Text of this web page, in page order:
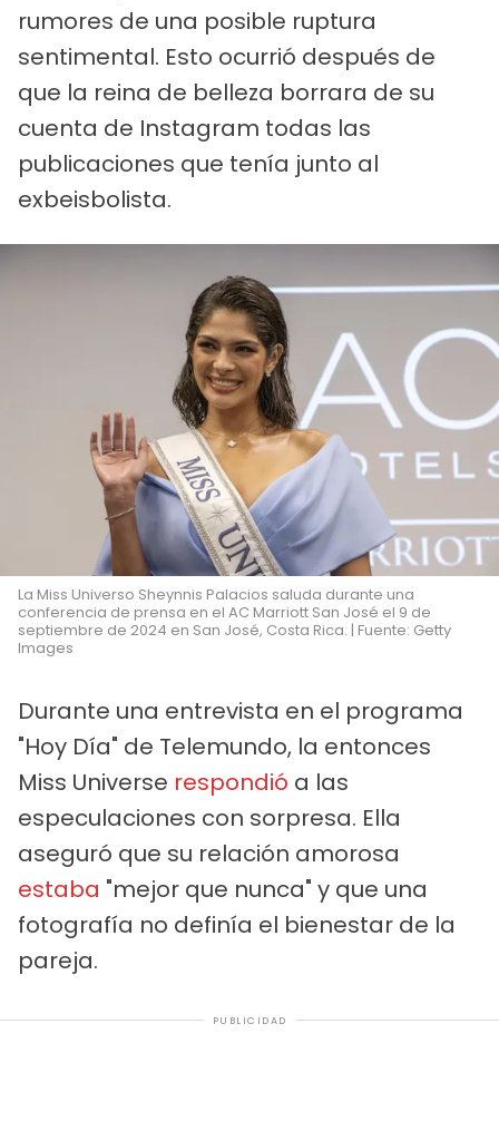
rumores de una posible ruptura
sentimental. Esto ocurrió después de
que la reina de belleza borrara de su
cuenta de Instagram todas las
publicaciones que tenía junto al
exbeisbolista.
La Miss Universo Sheynnis Palacios saluda durante una
conferencia de prensa en el AC Marriott San José el 9 de
septiembre de 2024 en San José, Costa Rica. | Fuente: Getty
Images
Durante una entrevista en el programa
"Hoy Día" de Telemundo, la entonces
Miss Universe respondió a las
especulaciones con sorpresa. Ella
aseguró que su relación amorosa
estaba "mejor que nunca" y que una
fotografía no definía el bienestar de la
pareja.
PUBLICIDAD